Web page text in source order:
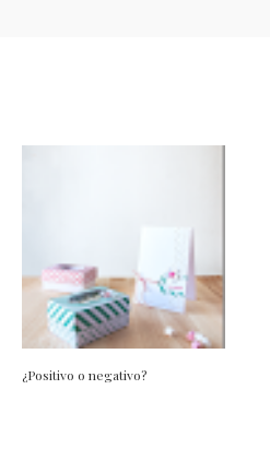
¿Positivo o negativo?